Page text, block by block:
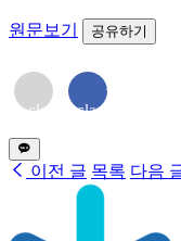
원문보기 공유하기
class="far
envelope">
</i>
<i
class="fab
f"></i>
이전 글 목록 다음